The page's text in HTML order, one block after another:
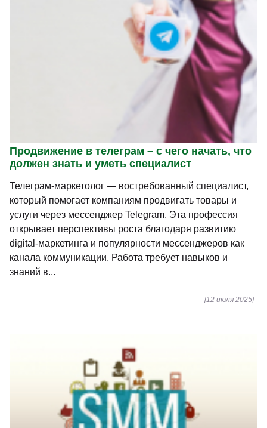
Продвижение в телеграм – с чего начать, что
должен знать и уметь специалист
Телеграм-маркетолог — востребованный специалист,
который помогает компаниям продвигать товары и
услуги через мессенджер Telegram. Эта профессия
открывает перспективы роста благодаря развитию
digital-маркетинга и популярности мессенджеров как
канала коммуникации. Работа требует навыков и
знаний в...
[12 июля 2025]